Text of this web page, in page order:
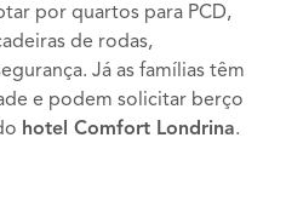
por quartos para PCD,
de rodas,
Já as famílias têm
e podem solicitar berço
hotel Comfort Londrina.